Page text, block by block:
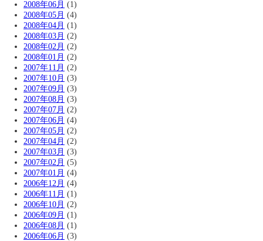
2008年06月 (1)
2008年05月 (4)
2008年04月 (1)
2008年03月 (2)
2008年02月 (2)
2008年01月 (2)
2007年11月 (2)
2007年10月 (3)
2007年09月 (3)
2007年08月 (3)
2007年07月 (2)
2007年06月 (4)
2007年05月 (2)
2007年04月 (2)
2007年03月 (3)
2007年02月 (5)
2007年01月 (4)
2006年12月 (4)
2006年11月 (1)
2006年10月 (2)
2006年09月 (1)
2006年08月 (1)
2006年06月 (3)